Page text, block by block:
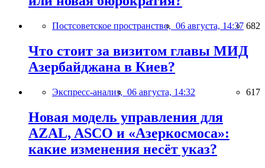
Постсоветское пространство, 06 августа, 14:37 682
Что стоит за визитом главы МИД
Азербайджана в Киев?
Экспресс-анализ, 06 августа, 14:32 617
Новая модель управления для
AZAL, ASCO и «Азеркосмоса»:
какие изменения несёт указ?